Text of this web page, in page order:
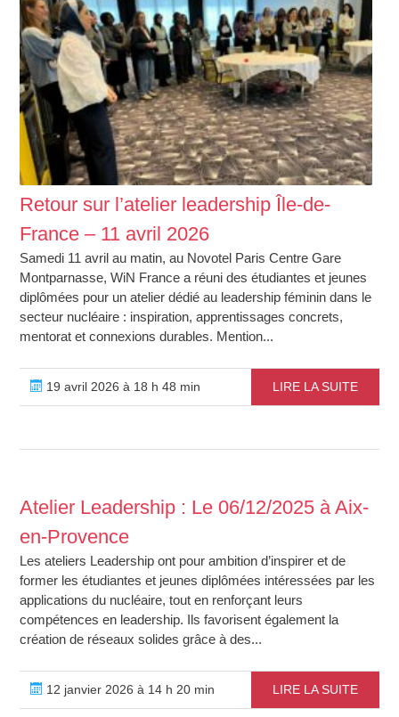
Retour sur l’atelier leadership Île-de-
France – 11 avril 2026
Samedi 11 avril au matin, au Novotel Paris Centre Gare
Montparnasse, WiN France a réuni des étudiantes et jeunes
diplômées pour un atelier dédié au leadership féminin dans le
secteur nucléaire : inspiration, apprentissages concrets,
mentorat et connexions durables. Mention...
19 avril 2026 à 18 h 48 min LIRE LA SUITE
Atelier Leadership : Le 06/12/2025 à Aix-
en-Provence
Les ateliers Leadership ont pour ambition d’inspirer et de
former les étudiantes et jeunes diplômées intéressées par les
applications du nucléaire, tout en renforçant leurs
compétences en leadership. Ils favorisent également la
création de réseaux solides grâce à des...
12 janvier 2026 à 14 h 20 min LIRE LA SUITE